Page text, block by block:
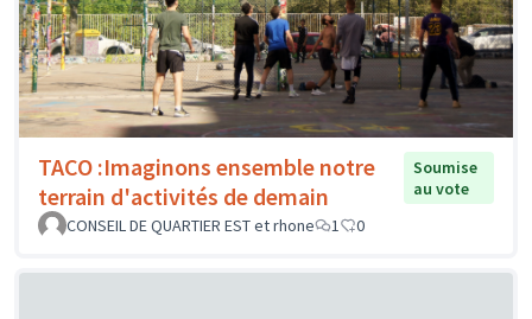
TACO :Imaginons ensemble notre
terrain d'activités de demain
Soumise
au vote
CONSEIL DE QUARTIER EST et rhone
1 0